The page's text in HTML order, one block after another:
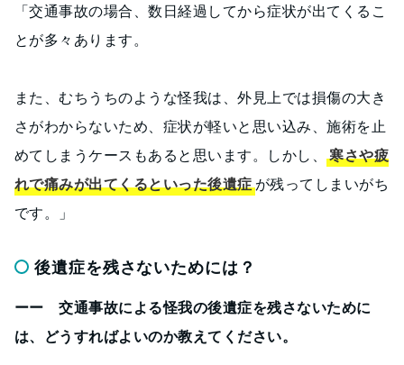
「交通事故の場合、数日経過してから症状が出てくるこ
とが多々あります。
また、むちうちのような怪我は、外見上では損傷の大き
さがわからないため、症状が軽いと思い込み、施術を止
めてしまうケースもあると思います。しかし、寒さや疲
れで痛みが出てくるといった後遺症が残ってしまいがち
です。」
後遺症を残さないためには？
ーー 交通事故による怪我の後遺症を残さないために
は、どうすればよいのか教えてください。